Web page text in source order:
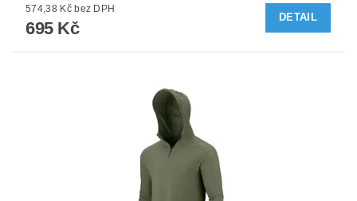
574,38 Kč bez DPH
695 Kč
DETAIL